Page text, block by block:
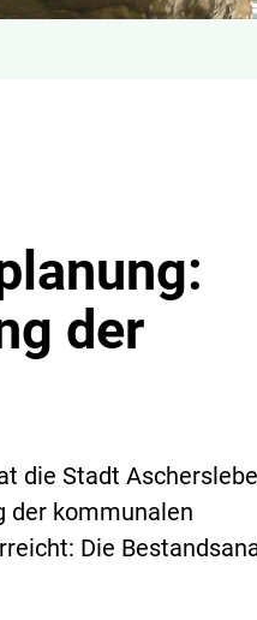
der
die Stadt
der kommunalen
Die